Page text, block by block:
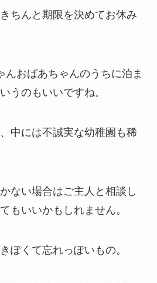
ちんと期限を決めてお休み
んおばあちゃんのうちに泊ま
うのもいいですね。
中には不誠実な幼稚園も稀
ない場合はご主人と相談し
もいいかもしれません。
ぽくて忘れっぽいもの。